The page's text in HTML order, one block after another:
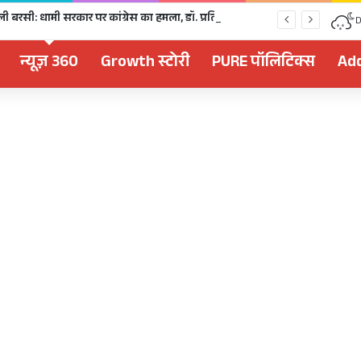
न्यूज़ 360 Growth स्टोरी PURE पॉलिटिक्स